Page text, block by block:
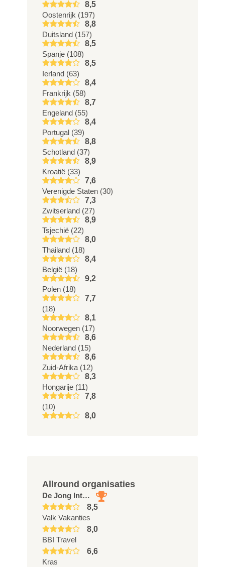
8,5
Oostenrijk (197)
8,8
Duitsland (157)
8,5
Spanje (108)
8,5
Ierland (63)
8,4
Frankrijk (58)
8,7
Engeland (55)
8,4
Portugal (39)
8,8
Schotland (37)
8,9
Kroatië (33)
7,6
Verenigde Staten (30)
7,3
Zwitserland (27)
8,9
Tsjechië (22)
8,0
Thailand (18)
8,4
België (18)
9,2
Polen (18)
7,7
(18)
8,1
Noorwegen (17)
8,6
Nederland (15)
8,6
Zuid-Afrika (12)
8,3
Hongarije (11)
7,8
(10)
8,0
Allround organisaties
De Jong Intra Vakanties
8,5
Valk Vakanties
8,0
BBI Travel
6,6
Kras